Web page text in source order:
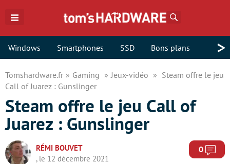
Windows Smartphones SSD Bons plans >
Tomshardware.fr Gaming Jeux-vidéo
Steam offre le jeu
Call of Juarez : Gunslinger
Steam offre le jeu Call of
Juarez : Gunslinger
RÉMI BOUVET
, le 12 décembre 2021
0